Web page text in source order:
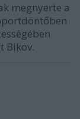
megnyerte a
Bikov.